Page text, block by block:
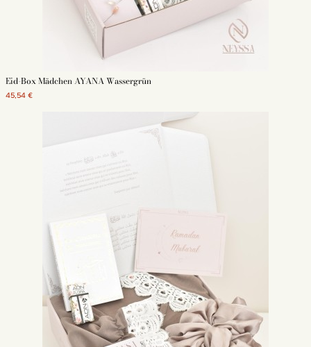
Eid-Box Mädchen AYANA Wassergrün
45,54 €